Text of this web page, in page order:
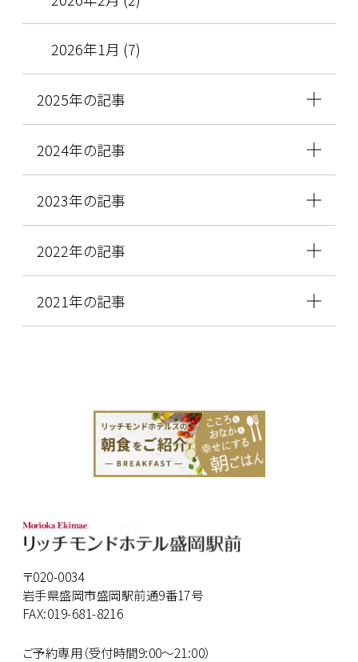
2026年1月 (7)
2025年の記事
2024年の記事
2023年の記事
2022年の記事
2021年の記事
〒020-0034
岩手県盛岡市盛岡駅前通9番17号
FAX:019-681-8216
ご予約専用（受付時間9:00～21:00）